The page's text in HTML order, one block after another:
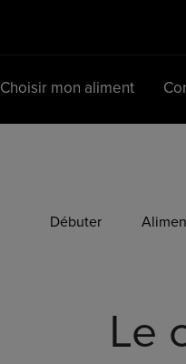
Choisir mon aliment
Débuter
Le